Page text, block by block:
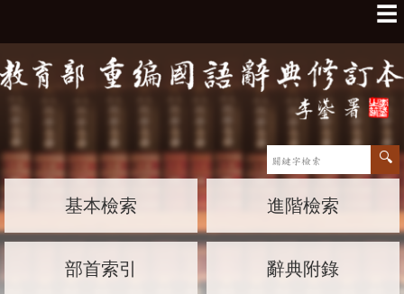
☰
基本檢索 進階檢索
部首索引 辭典附錄